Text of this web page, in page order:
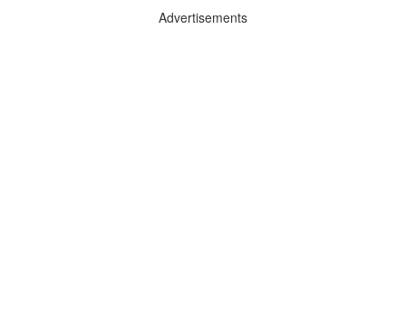
Advertisements